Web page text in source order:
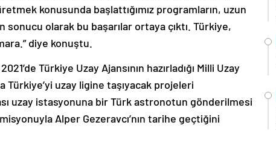
konusunda başlattığımız programların, uzun
olarak bu başarılar ortaya çıktı. Türkiye,
diye konuştu.
Türkiye Uzay Ajansının hazırladığı Milli Uzay
Türkiye’yi uzay ligine taşıyacak projeleri
uzay istasyonuna bir Türk astronotun gönderilmesi
Alper Gezeravcı’nın tarihe geçtiğini